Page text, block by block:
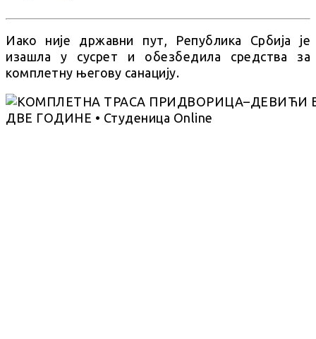
Иако није државни пут, Република Србија је
изашла у сусрет и обезбедила средства за
комплетну његову санацију.